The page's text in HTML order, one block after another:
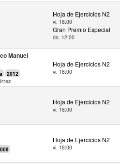
Hoja de Ejercicios N2
vi. 18:00
Gran Premio Especial
do. 12:00
Manuel
2012
Hoja de Ejercicios N2
vi. 18:00
Hoja de Ejercicios N2
vi. 18:00
Hoja de Ejercicios N2
vi. 18:00